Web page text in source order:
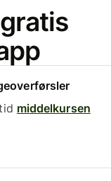
middelkursen